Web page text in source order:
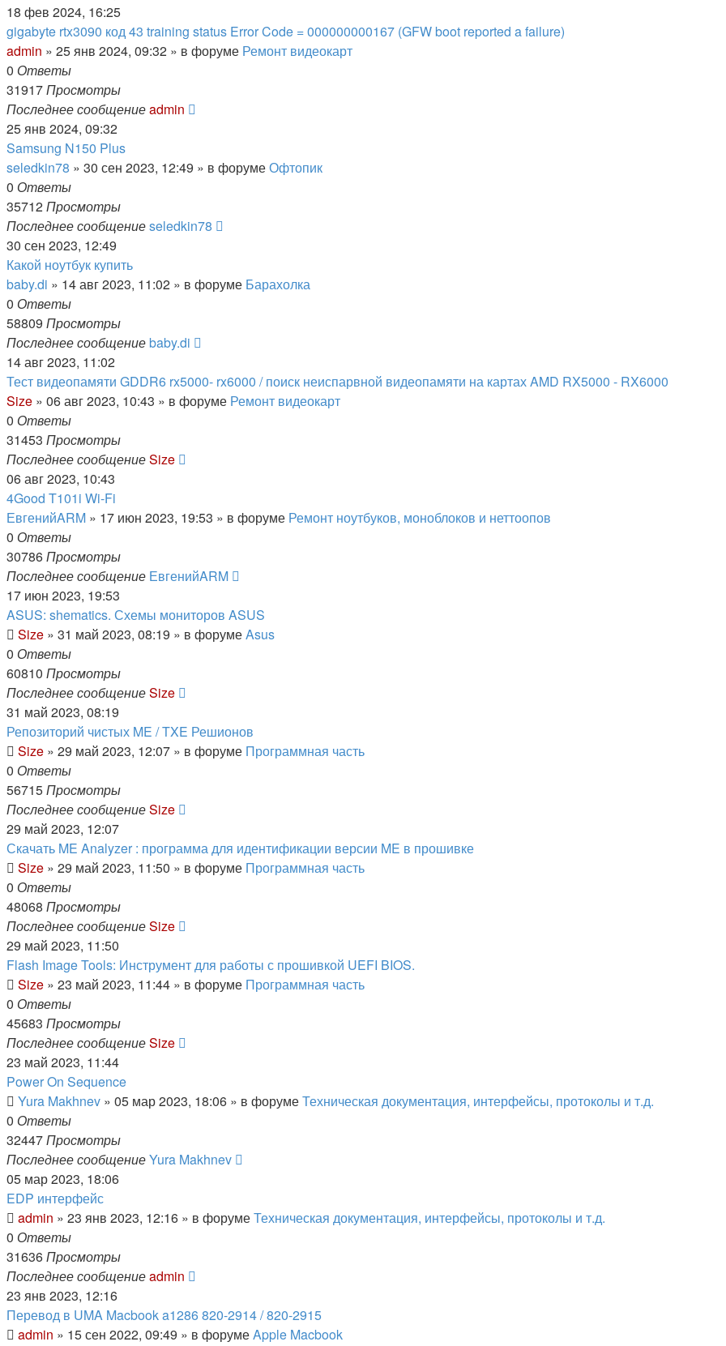
18 фев 2024, 16:25
gigabyte rtx3090 код 43 training status Error Code = 000000000167 (GFW boot reported a failure)
admin » 25 янв 2024, 09:32 » в форуме Ремонт видеокарт
0 Ответы
31917Просмотры
Последнее сообщениеadmin
25 янв 2024, 09:32
Samsung N150 Plus
seledkin78 » 30 сен 2023, 12:49 » в форумеОфтопик
0 Ответы
35712Просмотры
Последнее сообщениеseledkin78
30 сен 2023, 12:49
Какой ноутбук купить
baby.di » 14 авг 2023, 11:02 » в форуме Барахолка
0 Ответы
58809 Просмотры
Последнее сообщениеbaby.di
14 авг 2023, 11:02
Тест видеопамяти GDDR6 rx5000- rx6000 / поиск неиспарвной видеопамяти на картах AMD RX5000 - RX6000
Size » 06 авг 2023, 10:43 » в форуме Ремонт видеокарт
0 Ответы
31453 Просмотры
Последнее сообщениеSize
06 авг 2023, 10:43
4Good T101i Wi-Fi
ЕвгенийARM » 17 июн 2023, 19:53 » в форуме Ремонт ноутбуков, моноблоков и неттоопов
0 Ответы
30786Просмотры
Последнее сообщение ЕвгенийARM
17 июн 2023, 19:53
ASUS: shematics. Схемы мониторов ASUS
Size » 31 май 2023, 08:19 » в форумеAsus
0 Ответы
60810 Просмотры
Последнее сообщениеSize
31 май 2023, 08:19
Репозиторий чистых ME / TXE Решионов
Size » 29 май 2023, 12:07 » в форуме Программная часть
0 Ответы
56715Просмотры
Последнее сообщениеSize
29 май 2023, 12:07
Скачать ME Analyzer : программа для идентификации версии ME в прошивке
Size » 29 май 2023, 11:50 » в форуме Программная часть
0 Ответы
48068 Просмотры
Последнее сообщениеSize
29 май 2023, 11:50
Flash Image Tools: Инструмент для работы с прошивкой UEFI BIOS.
Size » 23 май 2023, 11:44 » в форуме Программная часть
0 Ответы
45683 Просмотры
Последнее сообщениеSize
23 май 2023, 11:44
Power On Sequence
Yura Makhnev » 05 мар 2023, 18:06 » в форумеТехническая документация, интерфейсы, протоколы и т.д.
0 Ответы
32447Просмотры
Последнее сообщениеYura Makhnev
05 мар 2023, 18:06
EDP интерфейс
admin » 23 янв 2023, 12:16 » в форумеТехническая документация, интерфейсы, протоколы и т.д.
0 Ответы
31636Просмотры
Последнее сообщениеadmin
23 янв 2023, 12:16
Перевод в UMA Macbook a1286 820-2914 / 820-2915
admin » 15 сен 2022, 09:49 » в форумеApple Macbook